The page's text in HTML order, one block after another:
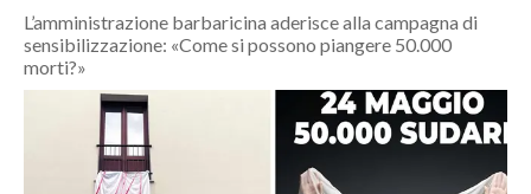
CRONACA
ITALIA
L’amministrazione barbaricina aderisce alla campagna di
sensibilizzazione: «Come si possono piangere 50.000
morti?»